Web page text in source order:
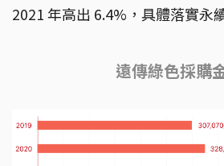
2021 年高出 6.4%，具體落實永
遠傳綠色採購